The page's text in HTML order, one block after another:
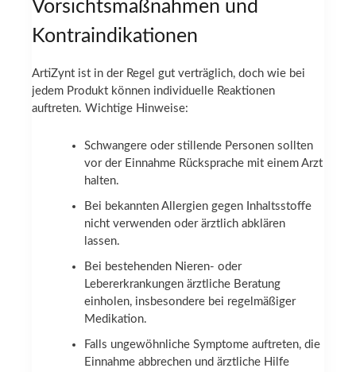
Vorsichtsmaßnahmen und
Kontraindikationen
ArtiZynt ist in der Regel gut verträglich, doch wie bei
jedem Produkt können individuelle Reaktionen
auftreten. Wichtige Hinweise:
Schwangere oder stillende Personen sollten
vor der Einnahme Rücksprache mit einem Arzt
halten.
Bei bekannten Allergien gegen Inhaltsstoffe
nicht verwenden oder ärztlich abklären
lassen.
Bei bestehenden Nieren- oder
Lebererkrankungen ärztliche Beratung
einholen, insbesondere bei regelmäßiger
Medikation.
Falls ungewöhnliche Symptome auftreten, die
Einnahme abbrechen und ärztliche Hilfe